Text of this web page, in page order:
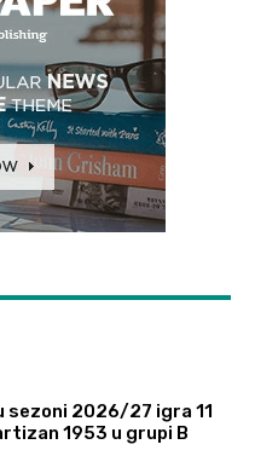
sezoni 2026/27 igra 11
1953 u grupi B